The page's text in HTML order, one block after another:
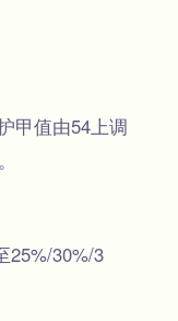
值由54上调
30%/3